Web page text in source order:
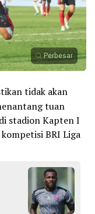
Perbesar
tidak akan
tuan
stadion Kapten I
BRI Liga